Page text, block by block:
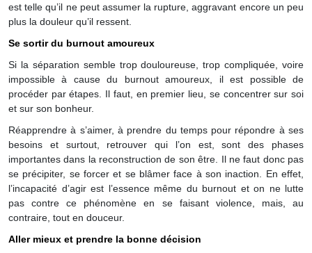
est telle qu’il ne peut assumer la rupture, aggravant encore un peu
plus la douleur qu’il ressent.
Se sortir du burnout amoureux
Si la séparation semble trop douloureuse, trop compliquée, voire
impossible à cause du burnout amoureux, il est possible de
procéder par étapes. Il faut, en premier lieu, se concentrer sur soi
et sur son bonheur.
Réapprendre à s’aimer, à prendre du temps pour répondre à ses
besoins et surtout, retrouver qui l’on est, sont des phases
importantes dans la reconstruction de son être. Il ne faut donc pas
se précipiter, se forcer et se blâmer face à son inaction. En effet,
l’incapacité d’agir est l’essence même du burnout et on ne lutte
pas contre ce phénomène en se faisant violence, mais, au
contraire, tout en douceur.
Aller mieux et prendre la bonne décision